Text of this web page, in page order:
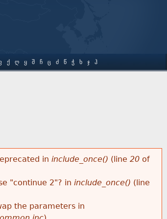
in include_once() (line 20of
"continue 2"? in include_once() (line
the parameters in
Ქ Ღ Ყ Შ Ჩ Ც Ძ Წ Ჭ Ხ Ჯ Ჰ